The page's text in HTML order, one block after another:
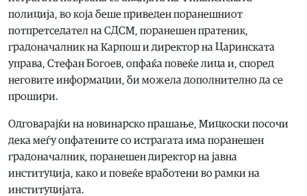
полиција, во која беше приведен поранешниот
потпретседател на СДСМ, поранешен пратеник,
градоначалник на Карпош и директор на Царинската
управа, Стефан Богоев, опфаќа повеќе лица и, според
неговите информации, би можела дополнително да се
прошири.
Одговарајќи на новинарско прашање, Мицкоски посочи
дека меѓу опфатените со истрагата има поранешен
градоначалник, поранешен директор на јавна
институција, како и повеќе вработени во рамки на
институцијата.